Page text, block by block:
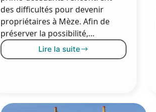
des difficultés pour devenir
propriétaires à Mèze. Afin de
préserver la possibilité,…
Lire la suite
Le